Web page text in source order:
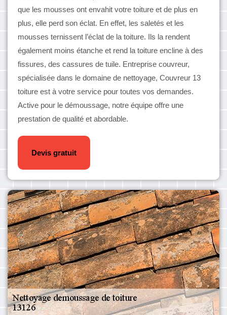
que les mousses ont envahit votre toiture et de plus en
plus, elle perd son éclat. En effet, les saletés et les
mousses ternissent l’éclat de la toiture. Ils la rendent
également moins étanche et rend la toiture encline à des
fissures, des cassures de tuile. Entreprise couvreur,
spécialisée dans le domaine de nettoyage, Couvreur 13
toiture est à votre service pour toutes vos demandes.
Active pour le démoussage, notre équipe offre une
prestation de qualité et abordable.
Devis gratuit